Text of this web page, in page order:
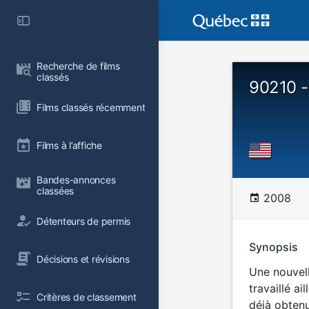
Recherche de films
classés
Films classés récemment
Films à l’affiche
Bandes-annonces
classées
Détenteurs de permis
Décisions et révisions
Critères de classement
90210
2008
Synopsis
Une
travaillé
déjà